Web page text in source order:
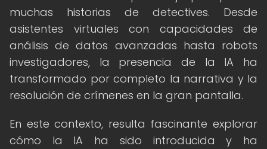
muchas historias de detectives. Desde
asistentes virtuales con capacidades de
análisis de datos avanzadas hasta robots
investigadores, la presencia de la IA ha
transformado por completo la narrativa y la
resolución de crímenes en la gran pantalla.
En este contexto, resulta fascinante explorar
cómo la IA ha sido introducida y ha